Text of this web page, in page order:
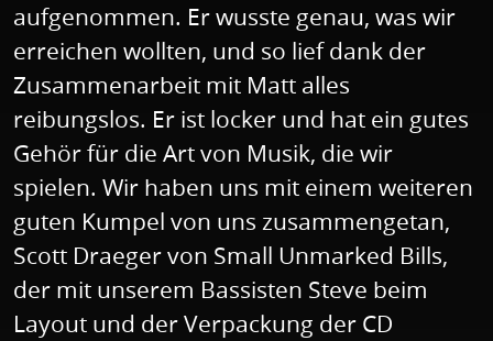
aufgenommen. Er wusste genau, was wir
erreichen wollten, und so lief dank der
Zusammenarbeit mit Matt alles
reibungslos. Er ist locker und hat ein gutes
Gehör für die Art von Musik, die wir
spielen. Wir haben uns mit einem weiteren
guten Kumpel von uns zusammengetan,
Scott Draeger von Small Unmarked Bills,
der mit unserem Bassisten Steve beim
Layout und der Verpackung der CD